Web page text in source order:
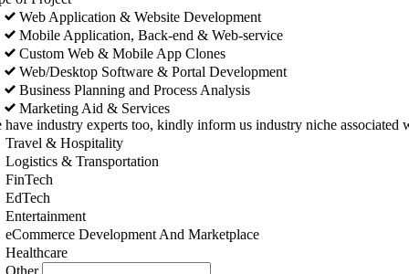
Web Application & Website Development
Mobile Application, Back-end & Web-service
Custom Web & Mobile App Clones
Web/Desktop Software & Portal Development
Business Planning and Process Analysis
Marketing Aid & Services
have industry experts too, kindly inform us industry niche associated
Travel & Hospitality
Logistics & Transportation
FinTech
EdTech
Entertainment
eCommerce Development And Marketplace
Healthcare